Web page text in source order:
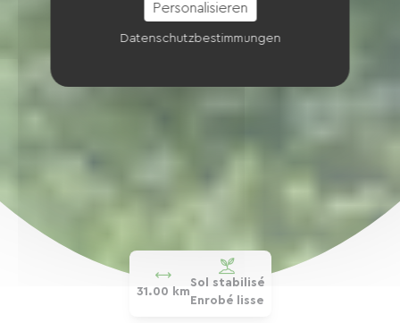
31.00 km
Sol stabilisé
Enrobé lisse
Personalisieren
Datenschutzbestimmungen